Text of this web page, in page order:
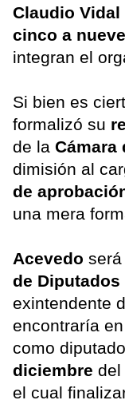
Claudio Vidal
cinco a nueve
integran el
Si bien es
formalizó su
de la Cámara
dimisión al
de
una mera
Acevedo
de Diputados
exintendente
encontraría en
como
diciembre del
el cual